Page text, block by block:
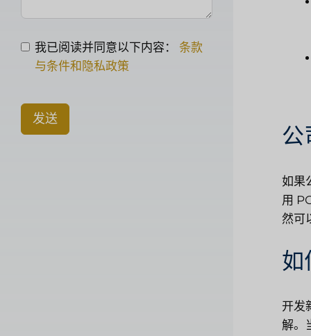
公
如果
用
然可
如
开发
解。
我已阅读并同意以下内容： 条款
与条件和隐私政策
发送